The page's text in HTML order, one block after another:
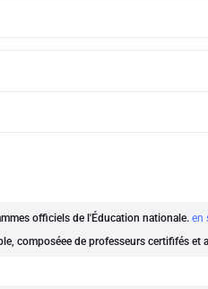
officiels de l'Éducation nationale. en
composéee de professeurs certififés et